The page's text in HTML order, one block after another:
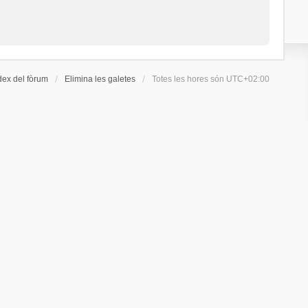
del fòrum Elimina les galetes Totes les hores són UTC+02:00